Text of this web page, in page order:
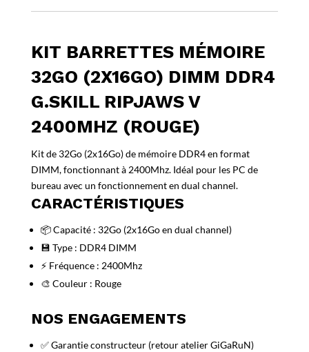
(Rouge)
KIT BARRETTES MÉMOIRE
32GO (2X16GO) DIMM DDR4
G.SKILL RIPJAWS V
2400MHZ (ROUGE)
Kit de 32Go (2x16Go) de mémoire DDR4 en format
DIMM, fonctionnant à 2400Mhz. Idéal pour les PC de
bureau avec un fonctionnement en dual channel.
CARACTÉRISTIQUES
📦 Capacité : 32Go (2x16Go en dual channel)
💾 Type : DDR4 DIMM
⚡ Fréquence : 2400Mhz
🎨 Couleur : Rouge
NOS ENGAGEMENTS
✅ Garantie constructeur (retour atelier GiGaRuN)